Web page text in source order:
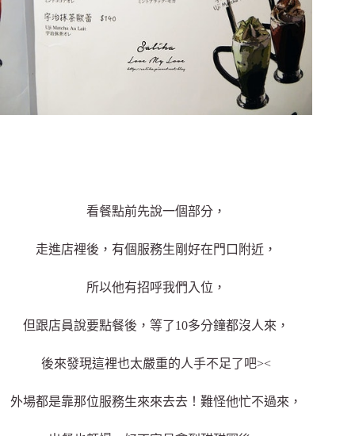
看餐點前先說一個部分，
走進店裡後，有個服務生剛好在門口附近，
所以他有招呼我們入位，
但跟店員說要點餐後，等了10多分鐘都沒人來，
後來發現這裡也太嚴重的人手不足了吧><
外場都是靠那位服務生來來去去！難怪他忙不過來，